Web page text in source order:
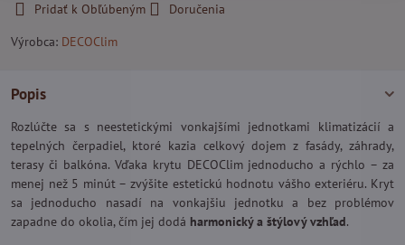
Pridať k Obľúbeným
Doručenia
Výrobca: DECOClim
Popis
Rozlúčte sa s neestetickými vonkajšími jednotkami klimatizácií a
tepelných čerpadiel, ktoré kazia celkový dojem z fasády, záhrady,
terasy či balkóna. Vďaka krytu DECOClim jednoducho a rýchlo – za
menej než 5 minút – zvýšite estetickú hodnotu vášho exteriéru. Kryt
sa jednoducho nasadí na vonkajšiu jednotku a bez problémov
zapadne do okolia, čím jej dodá harmonický a štýlový vzhľad.